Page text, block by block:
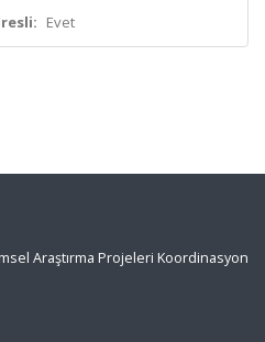
Evet
Araştırma Projeleri Koordinasyon